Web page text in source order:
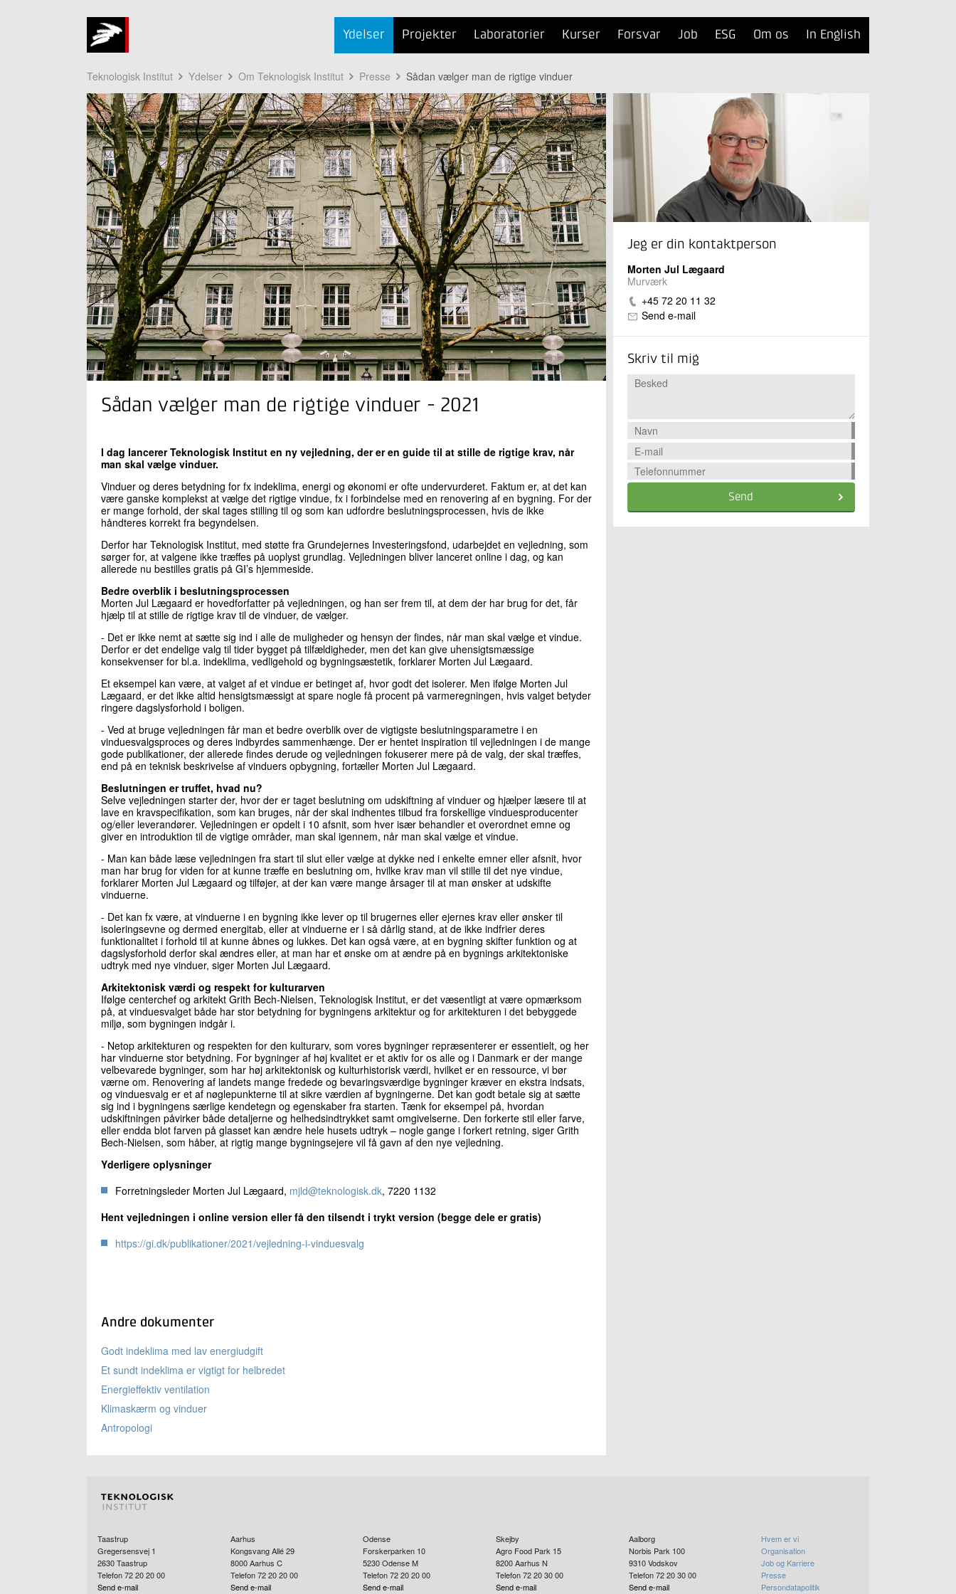
Ydelser Projekter Laboratorier Kurser Forsvar Job ESG Om os In English
Teknologisk Institut Ydelser Om Teknologisk Institut Presse Sådan vælger man de rigtige vinduer
Sådan vælger man de rigtige vinduer - 2021
I dag lancerer Teknologisk Institut en ny vejledning, der er en guide til at stille de rigtige krav, når
man skal vælge vinduer.
Vinduer og deres betydning for fx indeklima, energi og økonomi er ofte undervurderet. Faktum er, at det kan
være ganske komplekst at vælge det rigtige vindue, fx i forbindelse med en renovering af en bygning. For der
er mange forhold, der skal tages stilling til og som kan udfordre beslutningsprocessen, hvis de ikke
håndteres korrekt fra begyndelsen.
Derfor har Teknologisk Institut, med støtte fra Grundejernes Investeringsfond, udarbejdet en vejledning, som
sørger for, at valgene ikke træffes på uoplyst grundlag. Vejledningen bliver lanceret online i dag, og kan
allerede nu bestilles gratis på GI’s hjemmeside.
Bedre overblik i beslutningsprocessen
Morten Jul Lægaard er hovedforfatter på vejledningen, og han ser frem til, at dem der har brug for det, får
hjælp til at stille de rigtige krav til de vinduer, de vælger.
- Det er ikke nemt at sætte sig ind i alle de muligheder og hensyn der findes, når man skal vælge et vindue.
Derfor er det endelige valg til tider bygget på tilfældigheder, men det kan give uhensigtsmæssige
konsekvenser for bl.a. indeklima, vedligehold og bygningsæstetik, forklarer Morten Jul Lægaard.
Et eksempel kan være, at valget af et vindue er betinget af, hvor godt det isolerer. Men ifølge Morten Jul
Lægaard, er det ikke altid hensigtsmæssigt at spare nogle få procent på varmeregningen, hvis valget betyder
ringere dagslysforhold i boligen.
- Ved at bruge vejledningen får man et bedre overblik over de vigtigste beslutningsparametre i en
vinduesvalgsproces og deres indbyrdes sammenhænge. Der er hentet inspiration til vejledningen i de mange
gode publikationer, der allerede findes derude og vejledningen fokuserer mere på de valg, der skal træffes,
end på en teknisk beskrivelse af vinduers opbygning, fortæller Morten Jul Lægaard.
Beslutningen er truffet, hvad nu?
Selve vejledningen starter der, hvor der er taget beslutning om udskiftning af vinduer og hjælper læsere til at
lave en kravspecifikation, som kan bruges, når der skal indhentes tilbud fra forskellige vinduesproducenter
og/eller leverandører. Vejledningen er opdelt i 10 afsnit, som hver især behandler et overordnet emne og
giver en introduktion til de vigtige områder, man skal igennem, når man skal vælge et vindue.
- Man kan både læse vejledningen fra start til slut eller vælge at dykke ned i enkelte emner eller afsnit, hvor
man har brug for viden for at kunne træffe en beslutning om, hvilke krav man vil stille til det nye vindue,
forklarer Morten Jul Lægaard og tilføjer, at der kan være mange årsager til at man ønsker at udskifte
vinduerne.
- Det kan fx være, at vinduerne i en bygning ikke lever op til brugernes eller ejernes krav eller ønsker til
isoleringsevne og dermed energitab, eller at vinduerne er i så dårlig stand, at de ikke indfrier deres
funktionalitet i forhold til at kunne åbnes og lukkes. Det kan også være, at en bygning skifter funktion og at
dagslysforhold derfor skal ændres eller, at man har et ønske om at ændre på en bygnings arkitektoniske
udtryk med nye vinduer, siger Morten Jul Lægaard.
Arkitektonisk værdi og respekt for kulturarven
Ifølge centerchef og arkitekt Grith Bech-Nielsen, Teknologisk Institut, er det væsentligt at være opmærksom
på, at vinduesvalget både har stor betydning for bygningens arkitektur og for arkitekturen i det bebyggede
miljø, som bygningen indgår i.
- Netop arkitekturen og respekten for den kulturarv, som vores bygninger repræsenterer er essentielt, og her
har vinduerne stor betydning. For bygninger af høj kvalitet er et aktiv for os alle og i Danmark er der mange
velbevarede bygninger, som har høj arkitektonisk og kulturhistorisk værdi, hvilket er en ressource, vi bør
værne om. Renovering af landets mange fredede og bevaringsværdige bygninger kræver en ekstra indsats,
og vinduesvalg er et af nøglepunkterne til at sikre værdien af bygningerne. Det kan godt betale sig at sætte
sig ind i bygningens særlige kendetegn og egenskaber fra starten. Tænk for eksempel på, hvordan
udskiftningen påvirker både detaljerne og helhedsindtrykket samt omgivelserne. Den forkerte stil eller farve,
eller endda blot farven på glasset kan ændre hele husets udtryk – nogle gange i forkert retning, siger Grith
Bech-Nielsen, som håber, at rigtig mange bygningsejere vil få gavn af den nye vejledning.
Yderligere oplysninger
Forretningsleder Morten Jul Lægaard, mjld@teknologisk.dk, 7220 1132
Hent vejledningen i online version eller få den tilsendt i trykt version (begge dele er gratis)
https://gi.dk/publikationer/2021/vejledning-i-vinduesvalg
Andre dokumenter
Godt indeklima med lav energiudgift
Et sundt indeklima er vigtigt for helbredet
Energieffektiv ventilation
Klimaskærm og vinduer
Antropologi
Jeg er din kontaktperson
Morten Jul Lægaard
Murværk
+45 72 20 11 32
Send e-mail
Skriv til mig
Send
Taastrup
Gregersensvej 1
2630Taastrup
Telefon 72 20 20 00
Send e-mail
Aarhus
Kongsvang Allé 29
8000 Aarhus C
Telefon 72 20 20 00
Send e-mail
Odense
Forskerparken 10
5230 Odense M
Telefon 72 20 20 00
Send e-mail
Skejby
Agro Food Park 15
8200Aarhus N
Telefon 72 20 30 00
Send e-mail
Aalborg
Norbis Park 100
9310 Vodskov
Telefon 72 20 30 00
Send e-mail
Hvem er vi
Organisation
Job og Karriere
Presse
Persondatapolitik